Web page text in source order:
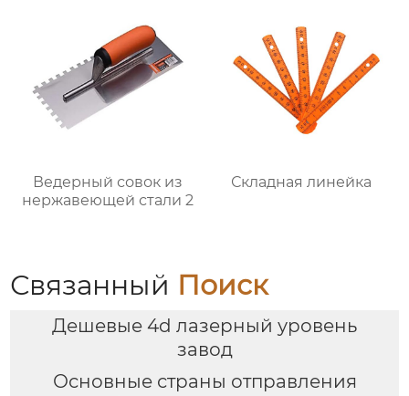
Ведерный совок из
нержавеющей стали 2
Складная линейка
Связанный Поиск
Дешевые 4d лазерный уровень
завод
Основные страны отправления